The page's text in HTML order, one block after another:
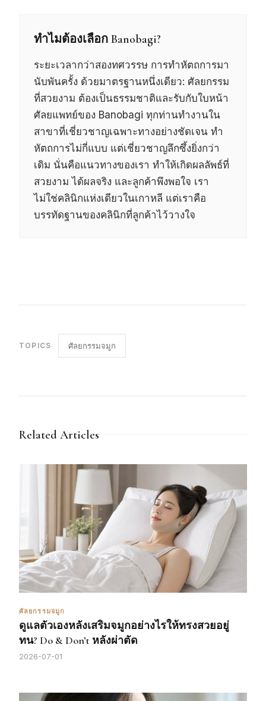
ทำไมต้องเลือก Banobagi?
ระยะเวลากว่าสองทศวรรษ การทำหัตถการมา
นับพันครั้ง ด้วยมาตรฐานหนึ่งเดียว: ศัลยกรรม
ที่สวยงาม ต้องเป็นธรรมชาติและรับกับใบหน้า
ศัลยแพทย์ของ Banobagi ทุกท่านทำงานใน
สาขาที่เชี่ยวชาญเฉพาะทางอย่างชัดเจน ทำ
หัตถการไม่กี่แบบ แต่เชี่ยวชาญลึกซึ้งยิ่งกว่า
เดิม นั่นคือแนวทางของเรา ทำให้เกิดผลลัพธ์ที่
สวยงาม ได้ผลจริง และลูกค้าพึงพอใจ เรา
ไม่ใช่คลินิกแห่งเดียวในเกาหลี แต่เราคือ
บรรทัดฐานของคลินิกที่ลูกค้าไว้วางใจ
TOPICS ศัลยกรรมจมูก
Related Articles
ศัลยกรรมจมูก
ดูแลตัวเองหลังเสริมจมูกอย่างไรให้ทรงสวยอยู่
ทน? Do & Don’t หลังผ่าตัด
2026-07-01